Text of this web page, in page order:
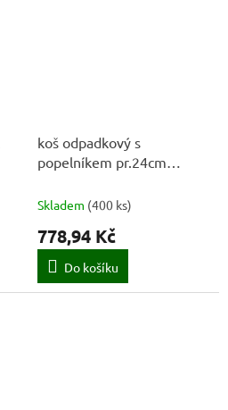
koš odpadkový s
popelníkem pr.24cm
Skladem (400 ks)
778,94 Kč
Do košíku